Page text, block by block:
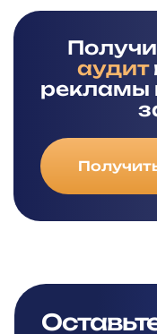
аудит
рекламы